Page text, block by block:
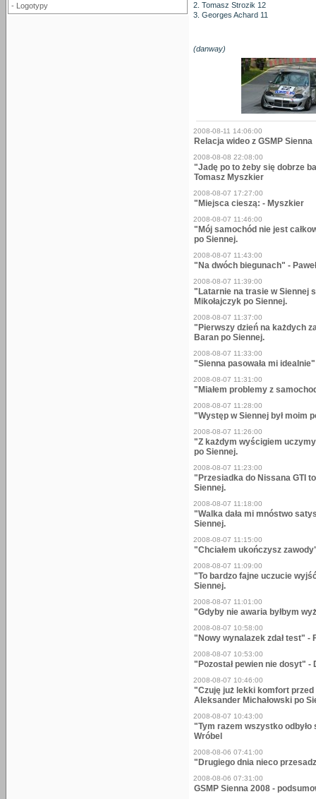
- Logotypy
2. Tomasz Strozik 12
3. Georges Achard 11
(danway)
2008-08-11 14:06:00
Relacja wideo z GSMP Sienna
2008-08-08 22:08:00
"Jadę po to żeby się dobrze
Tomasz Myszkier
2008-08-07 17:27:00
"Miejsca cieszą: - Myszkier
2008-08-07 11:46:00
"Mój samochód nie jest
po Siennej.
2008-08-07 11:43:00
"Na dwóch biegunach" -
2008-08-07 11:39:00
"Latarnie na trasie w Siennej
Mikołajczyk po Siennej.
2008-08-07 11:37:00
"Pierwszy dzień na każdych
Baran po Siennej.
2008-08-07 11:33:00
"Sienna pasowała mi
2008-08-07 11:31:00
"Miałem problemy z
2008-08-07 11:28:00
"Występ w Siennej był moim
2008-08-07 11:26:00
"Z każdym wyścigiem
po Siennej.
2008-08-07 11:23:00
"Przesiadka do Nissana GTI
Siennej.
2008-08-07 11:18:00
"Walka dała mi mnóstwo
Siennej.
2008-08-07 11:15:00
"Chciałem ukończysz
2008-08-07 11:09:00
"To bardzo fajne uczucie
Siennej.
2008-08-07 11:01:00
"Gdyby nie awaria byłbym
2008-08-07 10:58:00
"Nowy wynalazek zdał test" -
2008-08-07 10:53:00
"Pozostał pewien nie dosyt"
2008-08-07 10:46:00
"Czuję już lekki komfort
Aleksander Michałowski po
2008-08-07 10:43:00
"Tym razem wszystko
Wróbel
2008-08-06 07:41:00
"Drugiego dnia nieco
2008-08-06 07:31:00
GSMP Sienna 2008 -